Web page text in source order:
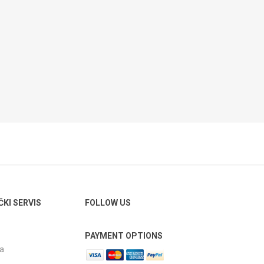
SERVIS FOLLOW US
PAYMENT OPTIONS